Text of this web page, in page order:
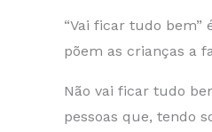
“Vai ficar tudo
põem as crianças a
Não vai ficar tudo
pessoas que, tendo